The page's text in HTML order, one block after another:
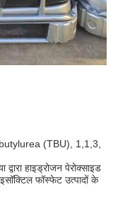
(TBU), 1,1,3,
हाइड्रोजन पेरोक्साइड
फॉस्फेट उत्पादों के